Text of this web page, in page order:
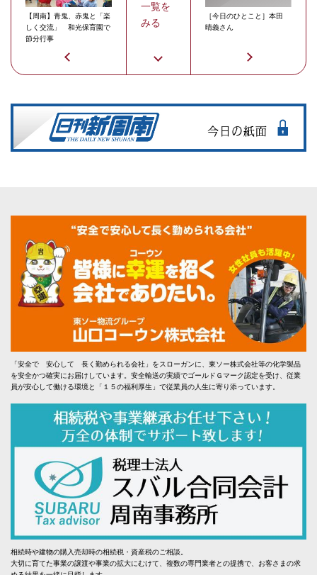
【周南】青鬼、赤鬼と「楽
しく交流」 和光保育園で
節分行事
一覧を
みる
［今日のひとこと］本田
晴義さん
「安全で 安心して 長く勤められる会社」をスローガンに、東ソー株式会社等の化学製品
を安全かつ確実にお届けしています。安全輸送の実績でゴールドＧマーク認定を受け、従業
員が安心して働ける環境と「１５の福利厚生」で従業員の人生に寄り添っています。
相続時や建物の購入売却時の相続税・資産税のご相談。
大切に育てた事業の譲渡や事業の拡大にむけて、複数の専門業者との提携で、お客さまの求